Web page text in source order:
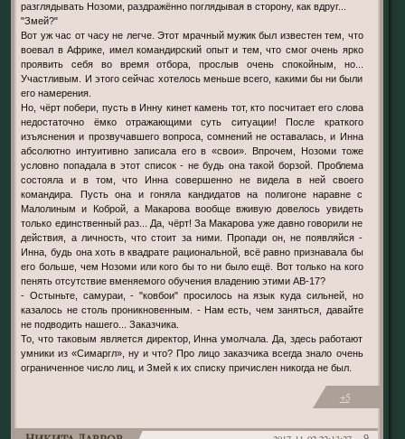
разглядывать Нозоми, раздражённо поглядывая в сторону, как вдруг...
"Змей?"
Вот уж час от часу не легче. Этот мрачный мужик был известен тем, что
воевал в Африке, имел командирский опыт и тем, что смог очень ярко
проявить себя во время отбора, прослыв очень спокойным, но...
Участливым. И этого сейчас хотелось меньше всего, какими бы ни были
его намерения.
Но, чёрт побери, пусть в Инну кинет камень тот, кто посчитает его слова
недостаточно ёмко отражающими суть ситуации! После краткого
изъяснения и прозвучавшего вопроса, сомнений не оставалась, и Инна
абсолютно интуитивно записала его в «свои». Впрочем, Нозоми тоже
условно попадала в этот список - не будь она такой борзой. Проблема
состояла и в том, что Инна совершенно не видела в ней своего
командира. Пусть она и гоняла кандидатов на полигоне наравне с
Малолиным и Коброй, а Макарова вообще вживую довелось увидеть
только единственный раз... Да, чёрт! За Макарова уже давно говорили не
действия, а личность, что стоит за ними. Пропади он, не появляйся -
Инна, будь она хоть в квадрате рациональной, всё равно признавала бы
его больше, чем Нозоми или кого бы то ни было ещё. Вот только на кого
пенять отсутствие вменяемого обучения владению этими АВ-17?
- Остыньте, самураи, - "ковбои" просилось на язык куда сильней, но
казалось не столь проникновенным. - Нам есть, чем заняться, давайте
не подводить нашего... Заказчика.
То, что таковым является директор, Инна умолчала. Да, здесь работают
умники из «Симаргл», ну и что? Про лицо заказчика всегда знало очень
ограниченное число лиц, и Змей к их списку причислен никогда не был.
+5